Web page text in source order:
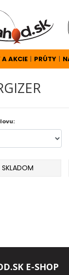
A AKCIE | PRÚTY |
SKLADOM
E-SHOP